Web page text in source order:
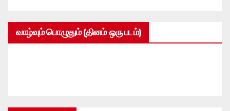
வாழ்வும் பொழுதும் (தினம் ஒரு படம்)